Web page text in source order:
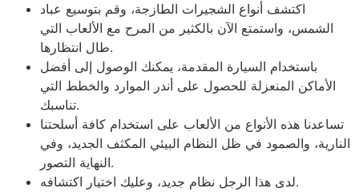
اكتشف أنواع الشجيرات الطازجة، وقم بتوسيع عباد
الشمس، واستمتع الآن بالكثير من المرح مع الألعاب التي
طال انتظارها.
باستخدام السيارة المقدمة، يمكنك الوصول إلى أفضل
الأماكن المنعزلة للحصول على أندر الموارد والخطط التي
تناسبك.
تساعدنا هذه الأنواع من الألعاب على استخدام كافة أسلحتنا
النارية، والصمود في ظل النظام البيئي المكثف الجديد، وفي
النهاية التصور.
لدى هذا الرجل نظام جديد، وعليك اختيار اكتشافه.